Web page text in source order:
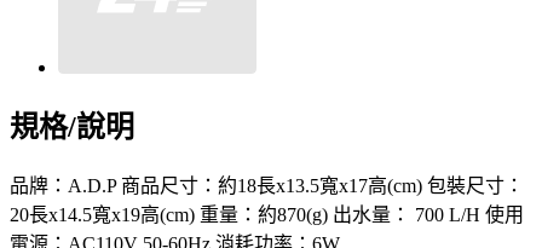
規格/說明
品牌：A.D.P 商品尺寸：約18長x13.5寬x17高(cm) 包裝尺寸：
20長x14.5寬x19高(cm) 重量：約870(g) 出水量： 700 L/H 使用
電源：AC110V 50-60Hz 消耗功率：6W